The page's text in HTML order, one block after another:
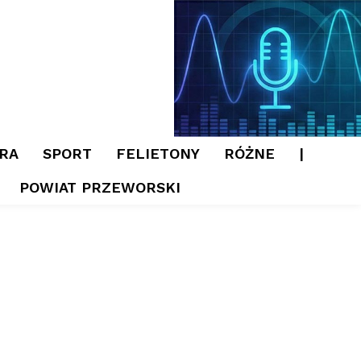
SPORT FELIETONY RÓŻNE
|
POWIAT PRZEWORSKI